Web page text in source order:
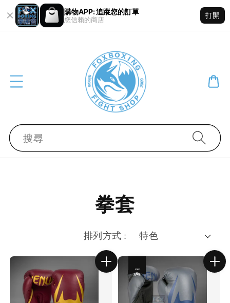
購物APP: 追蹤您的訂單
您信賴的商店
打開
搜尋
拳套
排列方式 :